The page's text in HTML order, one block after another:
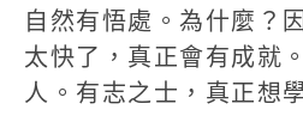
自然有悟處。為什麼？
太快了，真正會有成就
人。有志之士，真正想